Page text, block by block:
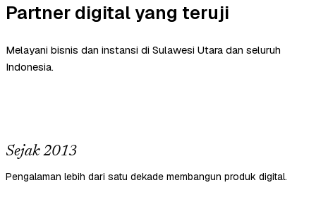
Partner digital yang teruji
Melayani bisnis dan instansi di Sulawesi Utara dan seluruh
Indonesia.
Sejak 2013
Pengalaman lebih dari satu dekade membangun produk digital.